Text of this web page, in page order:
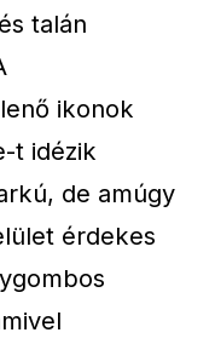
talán
ikonok
t idézik
de amúgy
érdekes